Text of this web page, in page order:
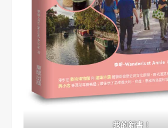
我的新書！